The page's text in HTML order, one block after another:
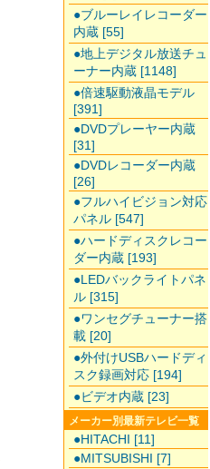
●ブルーレイレコーダー
内蔵 [55]
●地上デジタル放送チュ
ーナー内蔵 [1148]
●倍速駆動液晶モデル
[391]
●DVDプレーヤー内蔵
[31]
●DVDレコーダー内蔵
[26]
●フルハイビジョン対応
パネル [547]
●ハードディスクレコー
ダー内蔵 [193]
●LEDバックライトパネ
ル [315]
●ワンセグチューナー搭
載 [20]
●外付けUSBハードディ
スク録画対応 [194]
●ビデオ内蔵 [23]
メーカー別最新テレビ一覧
●HITACHI [11]
●MITSUBISHI [7]